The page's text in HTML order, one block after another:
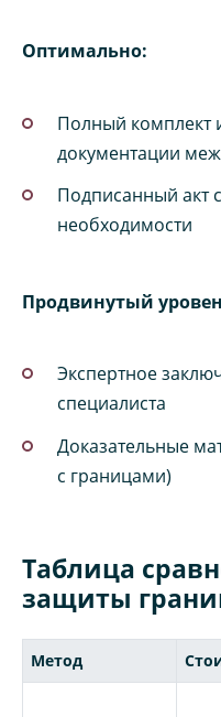
Оптимально:
Полный комплект
документации
Подписанный акт
необходимости
Продвинутый
Экспертное
специалиста
Доказательные
с границами)
Таблица
защиты
Метод